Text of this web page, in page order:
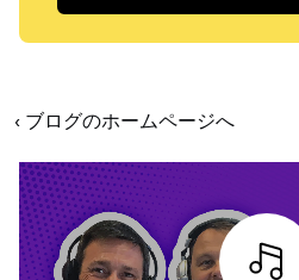
‹ ブログのホームページへ